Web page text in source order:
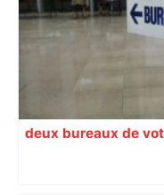
deux bureaux de